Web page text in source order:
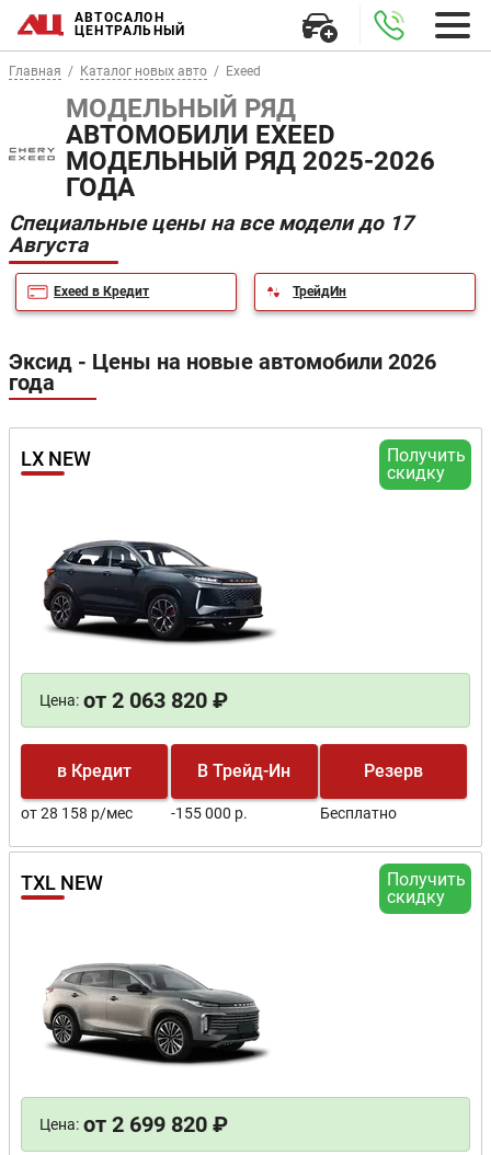
АВТОСАЛОН
ЦЕНТРАЛЬНЫЙ
Главная Каталог новых авто Exeed
МОДЕЛЬНЫЙ РЯД
АВТОМОБИЛИ EXEED
МОДЕЛЬНЫЙ РЯД 2025-2026
ГОДА
Специальные цены на все модели до 17
Августа
Exeed в Кредит ТрейдИн
Эксид - Цены на новые автомобили 2026
года
Получить
скидку
LX NEW
Цена: от 2 063 820 ₽
в Кредит
от 28 158 р/мес
В Трейд-Ин
-155 000 р.
Резерв
Бесплатно
Получить
скидку
TXL NEW
Цена: от 2 699 820 ₽